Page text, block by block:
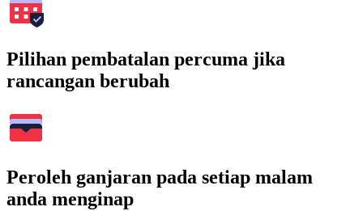
Pilihan pembatalan percuma jika
rancangan berubah
Peroleh ganjaran pada setiap malam
anda menginap